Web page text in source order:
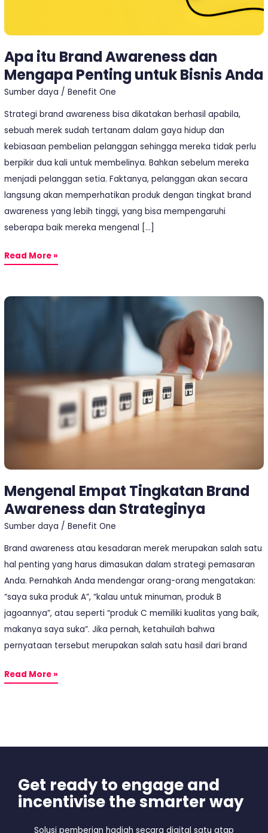
Apa itu Brand Awareness dan
Mengapa Penting untuk Bisnis Anda
Sumber daya /Benefit One
Strategi brand awareness bisa dikatakan berhasil apabila,
sebuah merek sudah tertanam dalam gaya hidup dan
kebiasaan pembelian pelanggan sehingga mereka tidak perlu
berpikir dua kali untuk membelinya. Bahkan sebelum mereka
menjadi pelanggan setia. Faktanya, pelanggan akan secara
langsung akan memperhatikan produk dengan tingkat brand
awareness yang lebih tinggi, yang bisa mempengaruhi
seberapa baik mereka mengenal […]
Anda
Read More »
Mengenal Empat Tingkatan Brand
Awareness dan Strateginya
Sumber daya /Benefit One
Brand awareness atau kesadaran merek merupakan salah satu
hal penting yang harus dimasukan dalam strategi pemasaran
Anda. Pernahkah Anda mendengar orang-orang mengatakan:
“saya suka produk A”, “kalau untuk minuman, produk B
jagoannya”, atau seperti “produk C memiliki kualitas yang baik,
makanya saya suka”. Jika pernah, ketahuilah bahwa
pernyataan tersebut merupakan salah satu hasil dari brand
Mengenal
dan
Strateginya
Read More »
Get ready to engage and
incentivise the smarter way
Solusi pemberian hadiah secara digital satu atap